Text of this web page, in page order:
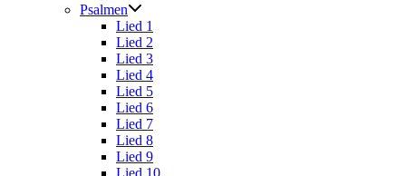
Psalmen
Lied 1
Lied 2
Lied 3
Lied 4
Lied 5
Lied 6
Lied 7
Lied 8
Lied 9
Lied 10